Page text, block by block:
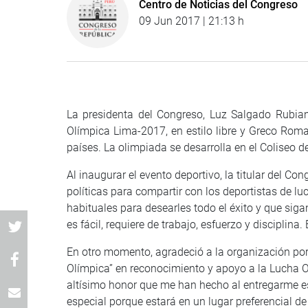
Centro de Noticias del Congreso
09 Jun 2017 | 21:13 h
La presidenta del Congreso, Luz Salgado
Olímpica Lima-2017, en estilo libre y Greco
países. La olimpiada se desarrolla en el Coliseo
Al inaugurar el evento deportivo, la titular del
políticas para compartir con los deportistas de
habituales para desearles todo el éxito y que
es fácil, requiere de trabajo, esfuerzo y disciplina.
En otro momento, agradeció a la organización
Olímpica” en reconocimiento y apoyo a la Lucha
altísimo honor que me han hecho al entregarme
especial porque estará en un lugar preferencial